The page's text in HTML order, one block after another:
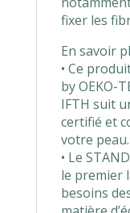
fixer les
En savoir
• Ce
by OEKO-
IFTH suit
certifié et
votre peau.
• Le
le premier
besoins